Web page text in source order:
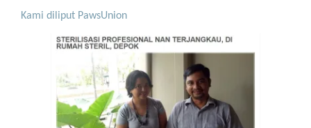
Kami diliput PawsUnion